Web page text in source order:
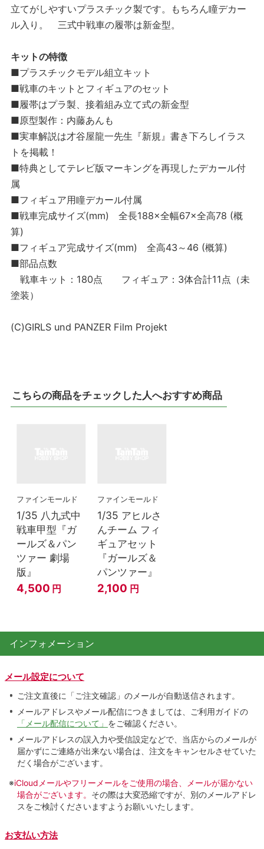
立てがしやすいプラスチック製です。もちろん瞳デカー
ル入り。 三式中戦車の履帯は新金型。
キットの特徴
■プラスチックモデル組立キット
■戦車のキットとフィギュアのセット
■履帯はプラ製、接着組み立て式の新金型
■原型製作：内藤あんも
■実車解説は才谷屋龍一先生『新規』書き下ろしイラス
トを掲載！
■特典としてテレビ版マーキングを再現したデカール付
属
■フィギュア用瞳デカール付属
■戦車完成サイズ(mm) 全長188×全幅67×全高78 (概
算)
■フィギュア完成サイズ(mm) 全高43～46 (概算)
■部品点数
戦車キット：180点 フィギュア：3体合計11点（未
塗装）
(C)GIRLS und PANZER Film Projekt
こちらの商品をチェックした人へおすすめ商品
ファインモールド
1/35 八九式中
戦車甲型『ガ
ールズ＆パン
ツァー 劇場
版』
4,500 円
ファインモールド
1/35 アヒルさ
んチーム フィ
ギュアセット
『ガールズ＆
パンツァー』
2,100 円
インフォメーション
メール設定について
ご注文直後に「ご注文確認」のメールが自動送信されます。
メールアドレスやメール配信につきましては、ご利用ガイドの
「メール配信について」 をご確認ください。
メールアドレスの誤入力や受信設定などで、当店からのメールが
届かずにご連絡が出来ない場合は、注文をキャンセルさせていた
だく場合がございます。
※iCloudメールやフリーメールをご使用の場合、メールが届かない
場合がございます。 その際は大変恐縮ですが、別のメールアドレ
スをご検討くださいますようお願いいたします。
お支払い方法